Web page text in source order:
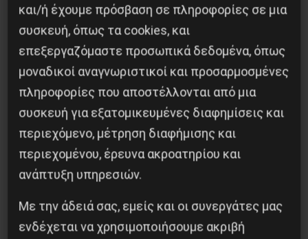
καπιταλισμού. Η Εργατική Συμμαχία στα Δυτικά,
είχε βγάλει εκατοντάδες καλέσματα για την
πορεία, τα οποία μοιράστηκαν τις μέρες που
προηγήθηκαν και κατά την ίδια την διαδήλωση.
Επίσης μοιράστηκαν, οι ανακοινώσεις της
Αριστερής Κίνησης Ιλίου, ενάντια στη δημοτική
αρχή Ιλίου και τα σχέδιά της για το ξεπούλημα
του Πάρκου Τρίτση σε μεγαλομεσίτες.
Η κινητοποίηση αυτή, είναι ένα σημαντικό βήμα
στην πάλη για την επιτυχία της Γενικής
και/ή έχουμε πρόσβαση σε πληροφορίες σε μια
συσκευή, όπως τα cookies, και
επεξεργαζόμαστε προσωπικά δεδομένα, όπως
μοναδικοί αναγνωριστικοί και προσαρμοσμένες
πληροφορίες που αποστέλλονται από μια
συσκευή για εξατομικευμένες διαφημίσεις και
περιεχόμενο, μέτρηση διαφήμισης και
περιεχομένου, έρευνα ακροατηρίου και
ανάπτυξη υπηρεσιών.
Με την άδειά σας, εμείς και οι συνεργάτες μας
ενδέχεται να χρησιμοποιήσουμε ακριβή